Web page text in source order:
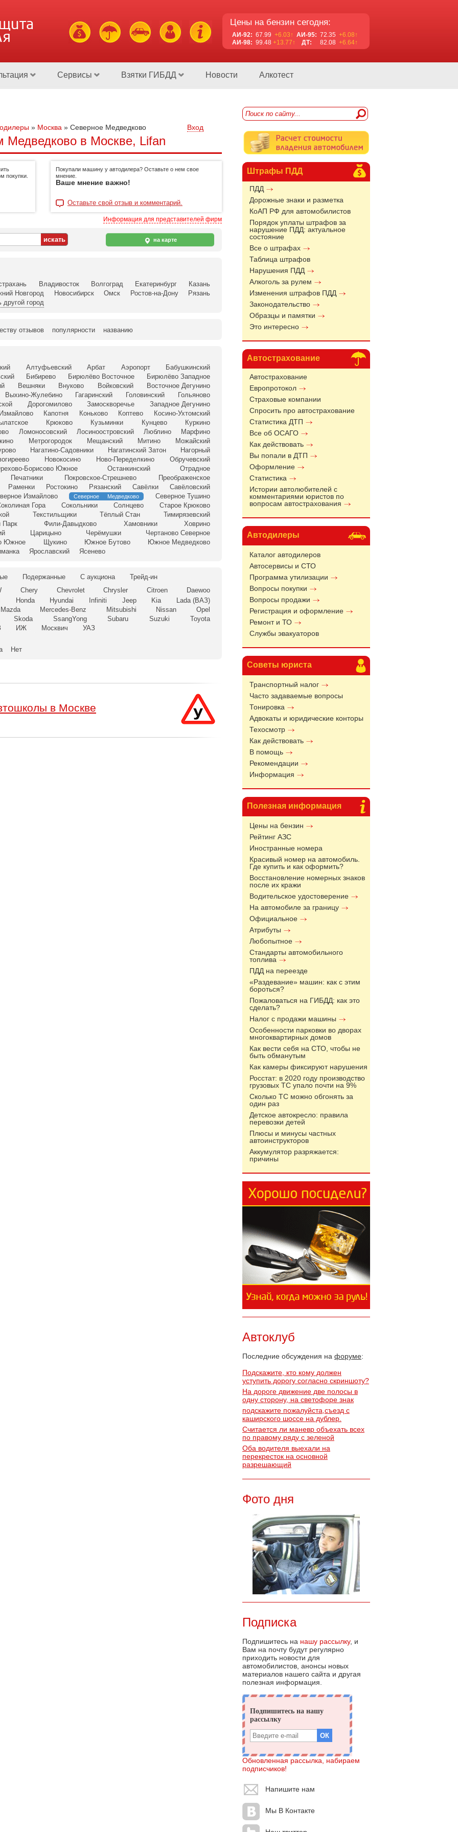
Цены на бензин сегодня:
АИ-92: 67.99 +6.03↑ АИ-95: 72.35 +6.08↑
АИ-98: 99.48 +13.77↑ ДТ: 82.08 +6.64↑
Сервисы Взятки ГИБДД Новости Алкотест
Штрафы ПДД
ПДД
Дорожные знаки и разметка
КоАП РФ для автомобилистов
Порядок уплаты штрафов за
нарушение ПДД: актуальное
состояние
Все о штрафах
Таблица штрафов
Нарушения ПДД
Алкоголь за рулем
Изменения штрафов ПДД
Законодательство
Образцы и памятки
Это интересно
Автострахование
Автострахование
Европротокол
Страховые компании
Спросить про автострахование
Статистика ДТП
Все об ОСАГО
Как действовать
Вы попали в ДТП
Оформление
Статистика
Истории автолюбителей с
комментариями юристов по
вопросам автострахования
Автодилеры
Каталог автодилеров
Автосервисы и СТО
Программа утилизации
Вопросы покупки
Вопросы продажи
Регистрация и оформление
Ремонт и ТО
Службы эвакуаторов
Советы юриста
Транспортный налог
Часто задаваемые вопросы
Тонировка
Адвокаты и юридические конторы
Техосмотр
Как действовать
В помощь
Рекомендации
Информация
Полезная информация
Цены на бензин
Рейтинг АЗС
Иностранные номера
Красивый номер на автомобиль.
Где купить и как оформить?
Восстановление номерных знаков
после их кражи
Водительское удостоверение
На автомобиле за границу
Официальное
Атрибуты
Любопытное
Стандарты автомобильного
топлива
ПДД на переезде
«Раздевание» машин: как с этим
бороться?
Пожаловаться на ГИБДД: как это
сделать?
Налог с продажи машины
Особенности парковки во дворах
многоквартирных домов
Как вести себя на СТО, чтобы не
быть обманутым
Как камеры фиксируют нарушения
Росстат: в 2020 году производство
грузовых ТС упало почти на 9%
Сколько ТС можно обгонять за
один раз
Детское автокресло: правила
перевозки детей
Плюсы и минусы частных
автоинструкторов
Аккумулятор разряжается:
причины
Автоклуб
Последние обсуждения на форуме:
Подскажите, кто кому должен
уступить дорогу согласно скриншоту?
На дороге движение две полосы в
одну сторону, на светофоре знак
подскажите пожалуйста,съезд с
каширского шоссе на дублер.
Считается ли маневр объехать всех
по правому ряду с зеленой
Оба водителя выехали на
перекресток на основной
разрешающий
Фото дня
Подписка
Подпишитесь на нашу рассылку, и
Вам на почту будут регулярно
приходить новости для
автомобилистов, анонсы новых
материалов нашего сайта и другая
полезная информация.
Обновленная рассылка, набираем
подписчиков!
Напишите нам
Мы В Контакте
» Москва » Северное Медведково Вход
Медведково в Москве, Lifan
покупки.
Покупали машину у автодилера? Оставьте о нем свое
мнение.
Ваше мнение важно!
Оставьте свой отзыв и комментарий.
Информация для представителей фирм
на карте
Владивосток Волгоград Екатеринбург
Казань
Новгород
Новосибирск Омск Ростов-на-Дону
Рязань
другой город
отзывов популярности названию
Алтуфьевский Арбат Аэропорт
Бабушкинский
Бибирево Бирюлёво Восточное
Бирюлёво Западное
Вешняки Внуково Войковский
Восточное Дегунино
Выхино-Жулебино
Гагаринский Головинский
Гольяново
Дорогомилово Замоскворечье
Западное Дегунино
Капотня Коньково Коптево
Косино-Ухтомский
Крюково Кузьминки Кунцево
Куркино
Ломоносовский Лосиноостровский Люблино
Марфино
Метрогородок Мещанский Митино
Можайский
Нагатино-Садовники Нагатинский Затон
Нагорный
Новокосино Ново-Переделкино
Обручевский
Борисово Южное
Останкинский
Отрадное
Печатники
Покровское-Стрешнево
Преображенское
Раменки
Ростокино Рязанский Савёлки
Савёловский
Измайлово
Северное Медведково
Северное Тушино
Гора
Сокольники Солнцево
Старое Крюково
Текстильщики Тёплый Стан
Тимирязевский
Парк
Фили-Давыдково Хамовники
Ховрино
Царицыно Черёмушки
Чертаново Северное
Южное
Щукино Южное Бутово
Южное Медведково
Ярославский Ясенево
Подержанные С аукциона
Трейд-ин
Chery Chevrolet Chrysler Citroen
Daewoo
Honda Hyundai Infiniti Jeep Kia
Lada (ВАЗ)
Mazda
Mercedes-Benz Mitsubishi Nissan
Opel
Skoda
SsangYong Subaru Suzuki
Toyota
ИЖ Москвич УАЗ
Нет
в Москве